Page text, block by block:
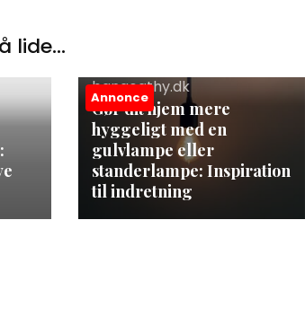
lide...
Annonce
bangogthy.dk
Gør dit hjem mere
hyggeligt med en
gulvlampe eller
standerlampe: Inspiration
til indretning